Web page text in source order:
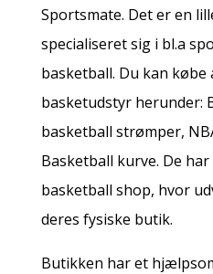
Sportsmate. Det er en
specialiseret sig i bl.a
basketball. Du kan købe
basketudstyr herunder:
basketball strømper,
Basketball kurve. De
basketball shop, hvor
deres fysiske butik.
Butikken har et